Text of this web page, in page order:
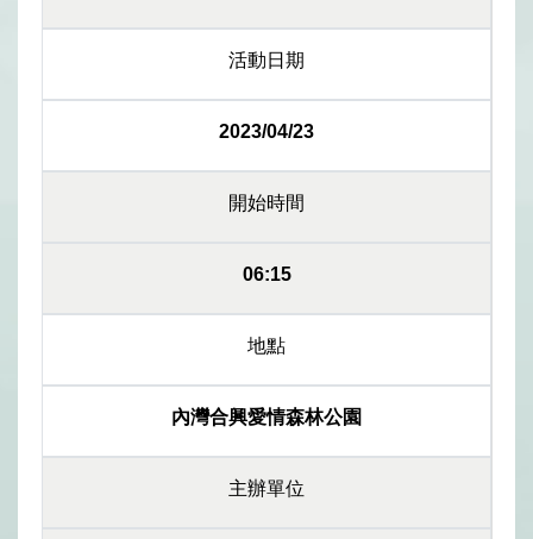
活動日期
2023/04/23
開始時間
06:15
地點
內灣合興愛情森林公園
主辦單位